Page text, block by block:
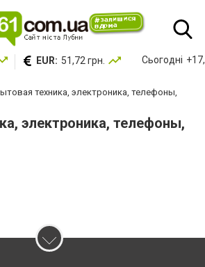
EUR: 51,72 грн. Сьогодні
техника, электроника, телефоны,
электроника, телефоны,